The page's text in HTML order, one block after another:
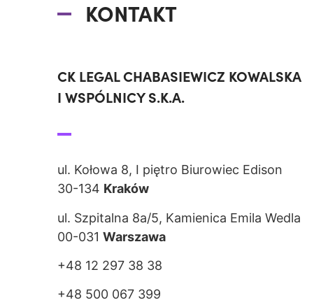
KONTAKT
CK LEGAL CHABASIEWICZ KOWALSKA
I WSPÓLNICY S.K.A.
ul. Kołowa 8, I piętro Biurowiec Edison
30-134 Kraków
ul. Szpitalna 8a/5, Kamienica Emila Wedla
00-031 Warszawa
+48 12 297 38 38
+48 500 067 399